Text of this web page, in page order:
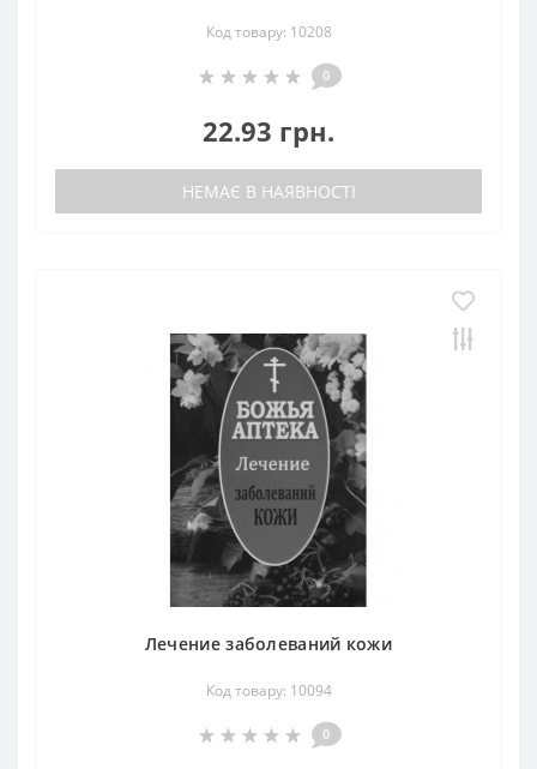
Код товару: 10208
0
22.93 грн.
НЕМАЄ В НАЯВНОСТІ
Лечение заболеваний кожи
Код товару: 10094
0